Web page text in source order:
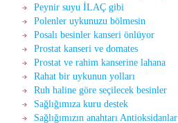
Peynir suyu İLAÇ gibi
Polenler uykunuzu bölmesin
Posalı besinler kanseri önlüyor
Prostat kanseri ve domates
Prostat ve rahim kanserine lahana
Rahat bir uykunun yolları
Ruh haline göre seçilecek besinler
Sağlığımıza kuru destek
Sağlığımızın anahtarı Antioksidanlar